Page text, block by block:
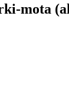
mota